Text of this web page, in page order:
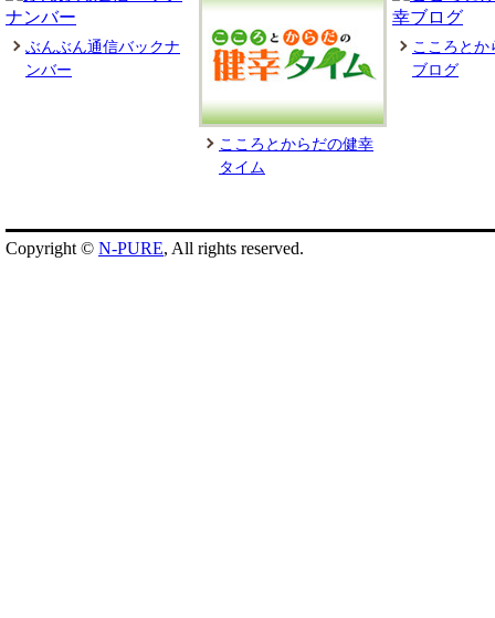
ぶんぶん通信バックナ
ンバー
こころとからだの健幸
タイム
こころとか
ブログ
Copyright © N-PURE, All rights reserved.